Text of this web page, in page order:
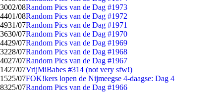
3002/08Random Pics van de Dag #1973
4401/08Random Pics van de Dag #1972
4931/07Random Pics van de Dag #1971
3630/07Random Pics van de Dag #1970
4429/07Random Pics van de Dag #1969
3228/07Random Pics van de Dag #1968
4027/07Random Pics van de Dag #1967
1427/07VrijMiBabes #314 (not very sfw!)
1525/07FOK!kers lopen de Nijmeegse 4-daagse: Dag 4
8325/07Random Pics van de Dag #1966